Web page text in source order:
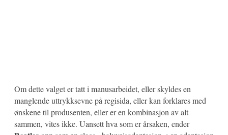
Om dette valget er tatt i manusarbeidet, eller skyldes en
manglende uttrykksevne på regisida, eller kan forklares med
ønskene til produsenten, eller er en kombinasjon av alt
sammen, vites ikke. Uansett hva som er årsaken, ender